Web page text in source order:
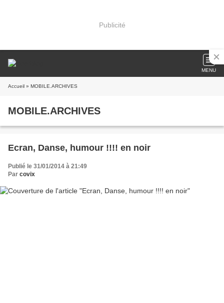
Publicité
MENU
Accueil » MOBILE.ARCHIVES
MOBILE.ARCHIVES
Ecran, Danse, humour !!!! en noir
Publié le 31/01/2014 à 21:49
Par covix